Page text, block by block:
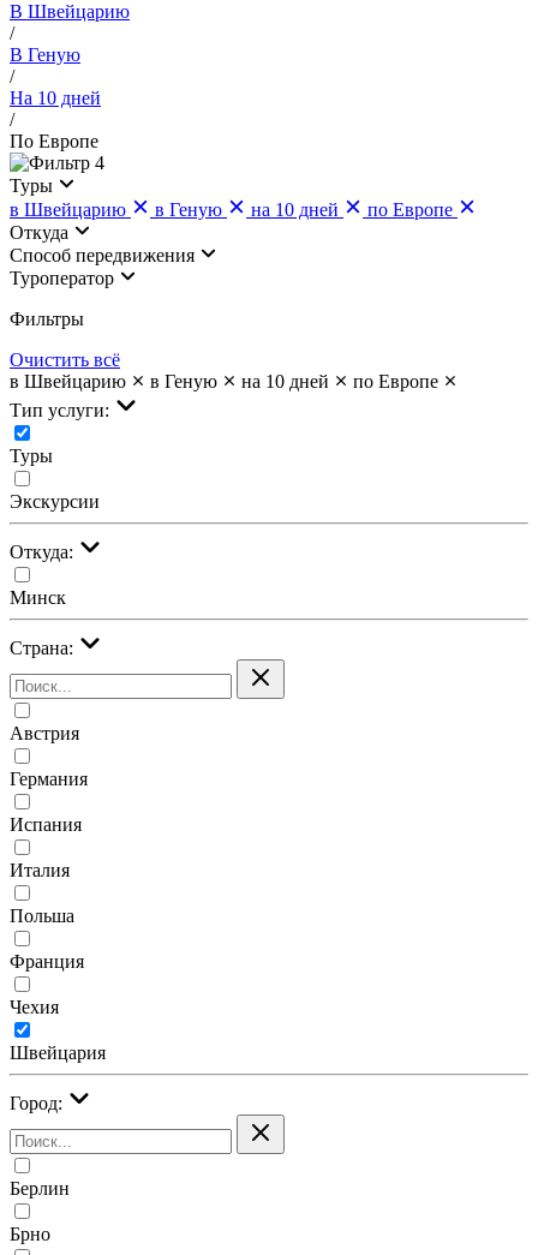
В Швейцарию
/
В Геную
/
На 10 дней
/
По Европе
4
Туры
в Швейцарию
в Геную на 10 дней
по Европе
Откуда
Cпособ передвижения
Туроператор
Фильтры
Очистить всё
в Швейцарию
в Геную на 10 дней
по Европе
Тип услуги:
Туры
Экскурсии
Откуда:
Минск
Страна:
Австрия
Германия
Испания
Италия
Польша
Франция
Чехия
Швейцария
Город:
Берлин
Брно